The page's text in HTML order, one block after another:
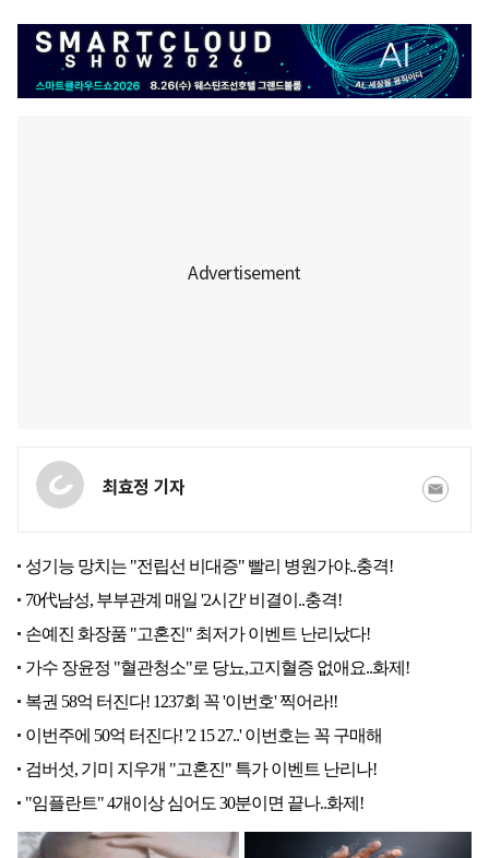
최효정 기자